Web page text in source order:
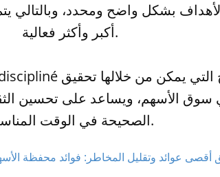
بشكل واضح ومحدد، وبالتالي
أكبر وأكثر فعالية.
في سوق الأسهم، ويساعد على تحسين
الصحيحة في الوقت المناسب.